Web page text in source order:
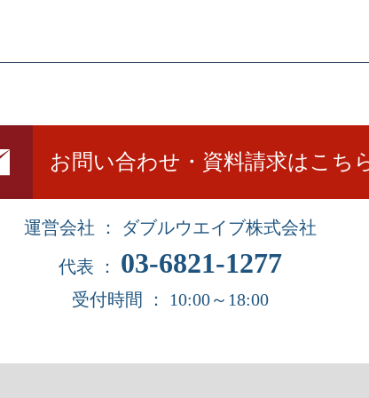
お問い合わせ・資料請求はこち
運営会社 ： ダブルウエイブ株式会社
代表 ： 03-6821-1277
受付時間 ： 10:00～18:00